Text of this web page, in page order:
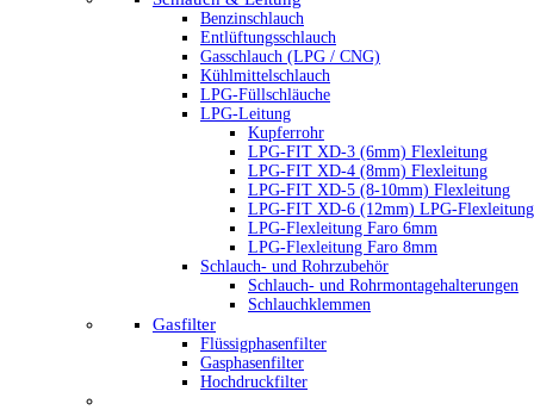
Benzinschlauch
Entlüftungsschlauch
Gasschlauch (LPG / CNG)
Kühlmittelschlauch
LPG-Füllschläuche
LPG-Leitung
Kupferrohr
LPG-FIT XD-3 (6mm) Flexleitung
LPG-FIT XD-4 (8mm) Flexleitung
LPG-FIT XD-5 (8-10mm) Flexleitung
LPG-FIT XD-6 (12mm) LPG-Flexleitung
LPG-Flexleitung Faro 6mm
LPG-Flexleitung Faro 8mm
Schlauch- und Rohrzubehör
Schlauch- und Rohrmontagehalterungen
Schlauchklemmen
Gasfilter
Flüssigphasenfilter
Gasphasenfilter
Hochdruckfilter